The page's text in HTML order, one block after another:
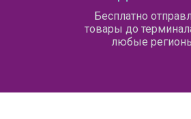
Бесплатно
товары до
любые